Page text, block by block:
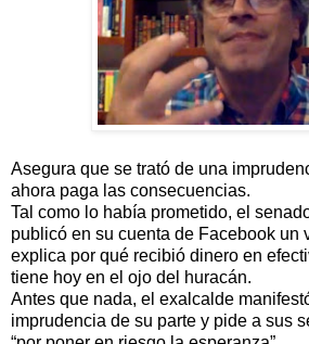
Asegura que se trató de una
ahora paga las consecuencias.
Tal como lo había prometido, el
publicó en su cuenta de Facebook un
explica por qué recibió dinero en
tiene hoy en el ojo del huracán.
Antes que nada, el exalcalde
imprudencia de su parte y pide a sus